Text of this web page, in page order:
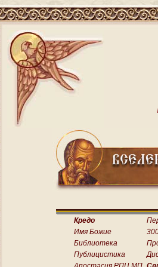
Кредо
Имя Божие
Библиотека
Публицистика